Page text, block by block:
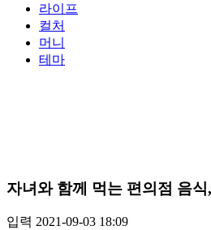
라이프
컬처
머니
테마
자녀와 함께 먹는 편의점 음식
입력 2021-09-03 18:09